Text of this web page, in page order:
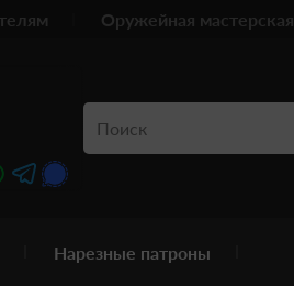
Оружейная мастерская
Нарезные патроны